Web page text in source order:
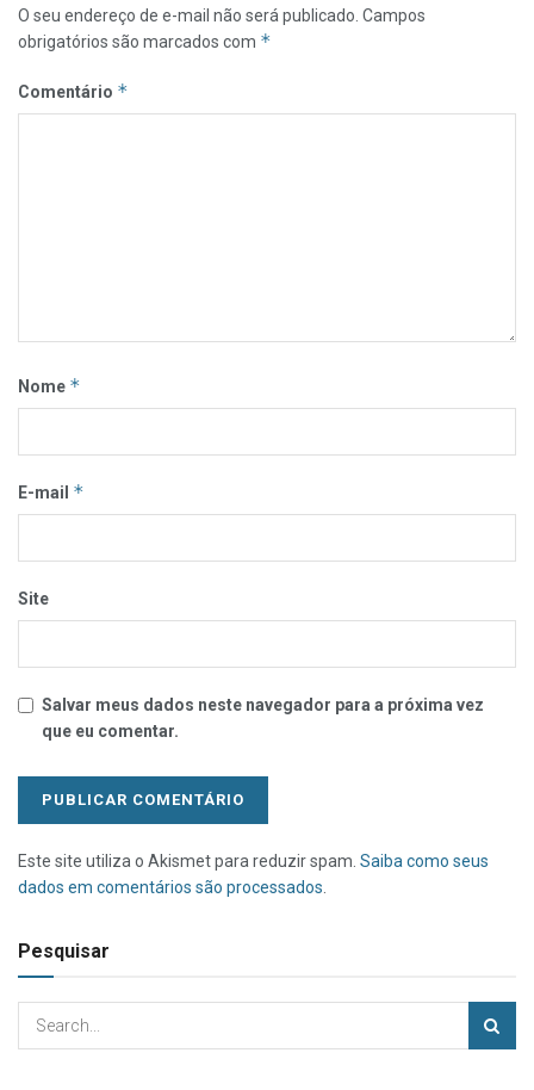
O seu endereço de e-mail não será publicado. Campos
obrigatórios são marcados com *
Comentário *
Nome *
E-mail *
Site
Salvar meus dados neste navegador para a próxima vez
que eu comentar.
Este site utiliza o Akismet para reduzir spam. Saiba como seus
dados em comentários são processados.
Pesquisar